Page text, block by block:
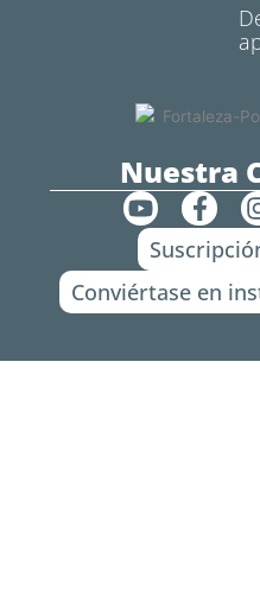
Nuestra
Y
o
u
t
u
F
a
c
b
Conviértase en